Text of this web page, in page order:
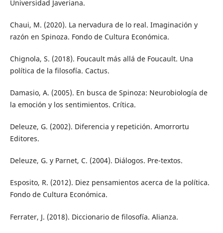
Universidad Javeriana.
Chaui, M. (2020). La nervadura de lo real. Imaginación y
razón en Spinoza. Fondo de Cultura Económica.
Chignola, S. (2018). Foucault más allá de Foucault. Una
política de la filosofía. Cactus.
Damasio, A. (2005). En busca de Spinoza: Neurobiología de
la emoción y los sentimientos. Crítica.
Deleuze, G. (2002). Diferencia y repetición. Amorrortu
Editores.
Deleuze, G. y Parnet, C. (2004). Diálogos. Pre-textos.
Esposito, R. (2012). Diez pensamientos acerca de la política.
Fondo de Cultura Económica.
Ferrater, J. (2018). Diccionario de filosofía. Alianza.